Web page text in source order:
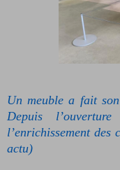
Un meuble a fait
Depuis
l’enrichissement
actu)